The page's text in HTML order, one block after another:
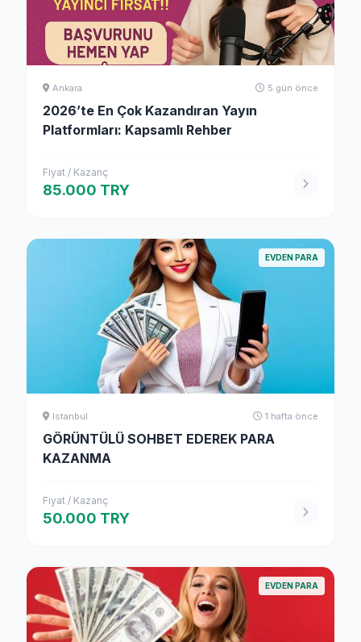
Ankara 5 gün önce
2026’te En Çok Kazandıran Yayın
Platformları: Kapsamlı Rehber
Fiyat / Kazanç
85.000 TRY
EVDEN PARA
Istanbul 1 hafta önce
GÖRÜNTÜLÜ SOHBET EDEREK PARA
KAZANMA
Fiyat / Kazanç
50.000 TRY
EVDEN PARA